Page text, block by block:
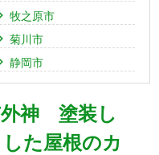
牧之原市
菊川市
静岡市
外神 塗装し
た屋根のカ